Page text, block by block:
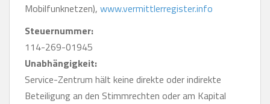
Mobilfunknetzen), www.vermittlerregister.info
Steuernummer:
114-269-01945
Unabhängigkeit:
Service-Zentrum hält keine direkte oder indirekte
Beteiligung an den Stimmrechten oder am Kapital